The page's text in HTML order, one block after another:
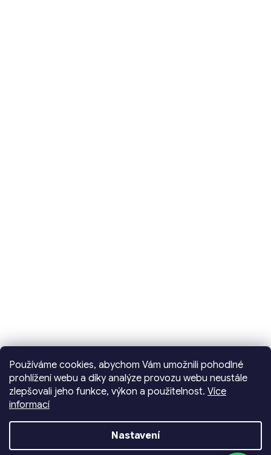
Používáme cookies, abychom Vám umožnili pohodlné
prohlížení webu a díky analýze provozu webu neustále
zlepšovali jeho funkce, výkon a použitelnost. Více
informací
Nastavení
Vytvořil Shoptet